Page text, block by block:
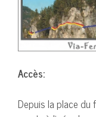
Accès:
Depuis la place du